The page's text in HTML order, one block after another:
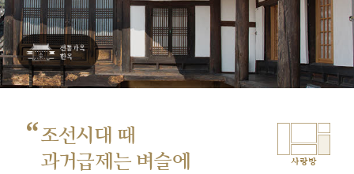
“조선시대 때
과거급제는 벼슬에
사랑방